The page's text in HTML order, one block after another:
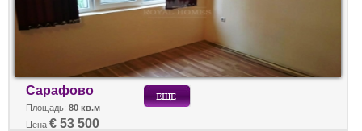
Сарафово
Площадь: 80 кв.м
Цена € 53 500